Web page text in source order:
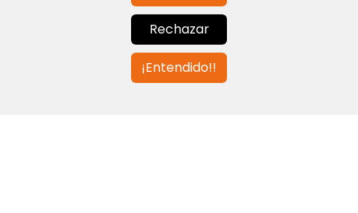
Contáctanos
info@globalagents.net
Rechazar
¡Entendido!!